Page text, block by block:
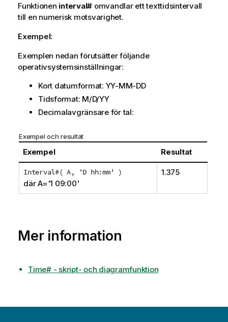
Funktionen interval# omvandlar ett texttidsintervall
till en numerisk motsvarighet.
Exempel:
Exemplen nedan förutsätter följande
operativsystemsinställningar:
Kort datumformat: YY-MM-DD
Tidsformat: M/D/YY
Decimalavgränsare för tal:
Exempel och resultat
Exempel Resultat
Interval#( A, 'D hh:mm' )
där A='1 09:00'
1.375
Mer information
Time# - skript- och diagramfunktion